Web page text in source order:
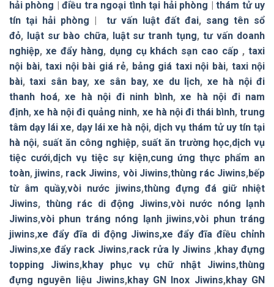
hải phòng |điều tra ngoại tình tại hải phòng |thám tử uy
tín tại hải phòng
tư vấn luật đất đai, sang tên sổ
đỏ, luật sư bào chữa, luật sư tranh tụng,tư vấn doanh
nghiệp, xe đẩy hàng, dụng cụ khách sạn cao cấp ,taxi
nội bài,taxi nội bài giá rẻ, bảng giá taxi nội bài, taxi nội
bài,taxi sân bay, xe sân bay,xe du lịch, xe hà nội đi
thanh hoá, xe hà nội đi ninh bình, xe hà nội đi nam
định,xe hà nội đi quảng ninh, xe hà nội đi thái bình,trung
tâm dạy lái xe, dạy lái xe hà nội, dịch vụ thám tử uy tín tại
hà nội, suất ăn công nghiệp, suất ăn trường học,dịch vụ
tiệc cưới,dịch vụ tiệc sự kiện,cung ứng thực phẩm an
toàn, jiwins, rack Jiwins, vòi Jiwins,thùng rác Jiwins,bếp
từ âm quầy,vòi nước jiwins,thùng đựng đá giữ nhiệt
Jiwins, thùng rác di động Jiwins,vòi nước nóng lạnh
Jiwins,vòi phun tráng nóng lạnh jiwins,vòi phun tráng
jiwins,xe đẩy đĩa di động Jiwins,xe đẩy đĩa điều chỉnh
Jiwins,xe đẩy rack Jiwins,rack rửa ly Jiwins ,khay đựng
topping Jiwins,khay phục vụ chữ nhật Jiwins,thùng
đựng nguyên liệu Jiwins,khay GN Inox Jiwins,khay GN